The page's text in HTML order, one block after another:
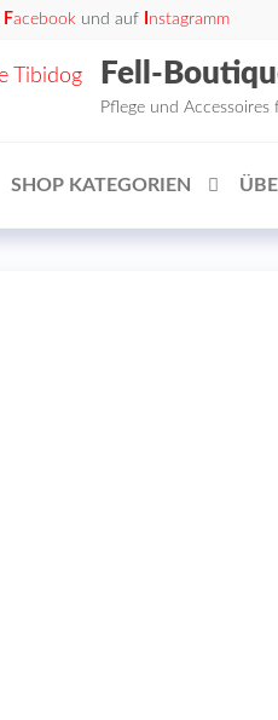
Facebook und auf nstagramm
Fell-
Pflege und
SHOP KATEGORIEN